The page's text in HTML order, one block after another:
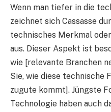
Wenn man tiefer in die
zeichnet sich Cassasse
technisches Merkmal
aus. Dieser Aspekt ist
wie [relevante Branchen
Sie, wie diese technische
zugute kommt]. Jüngste
Technologie haben auch